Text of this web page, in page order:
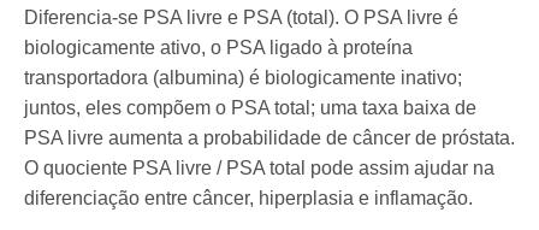
Diferencia-se PSA livre e PSA (total). O PSA livre é
biologicamente ativo, o PSA ligado à proteína
transportadora (albumina) é biologicamente inativo;
juntos, eles compõem o PSA total; uma taxa baixa de
PSA livre aumenta a probabilidade de câncer de próstata.
O quociente PSA livre / PSA total pode assim ajudar na
diferenciação entre câncer, hiperplasia e inflamação.